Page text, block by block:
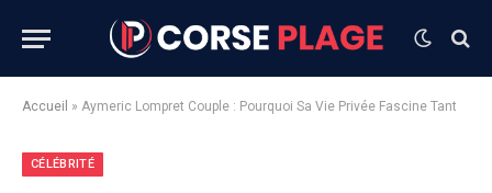
Accueil » Aymeric Lompret Couple : Pourquoi Sa Vie Privée Fascine Tant
CÉLÉBRITÉ